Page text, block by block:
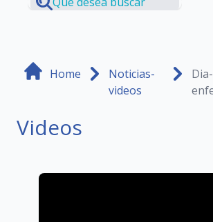
Home
Noticias-
videos
Videos